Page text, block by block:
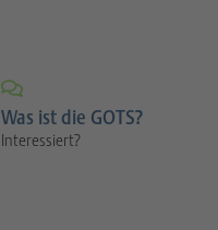
Was ist die GOTS?
Interessiert?